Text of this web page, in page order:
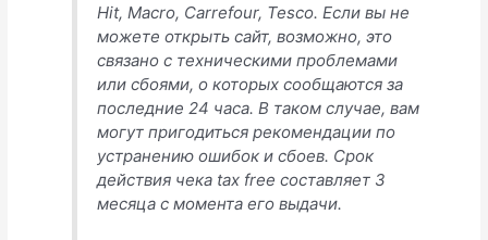
Hit, Macro, Carrefour, Tesco. Если вы не
можете открыть сайт, возможно, это
связано с техническими проблемами
или сбоями, о которых сообщаются за
последние 24 часа. В таком случае, вам
могут пригодиться рекомендации по
устранению ошибок и сбоев. Срок
действия чека tax free составляет 3
месяца с момента его выдачи.